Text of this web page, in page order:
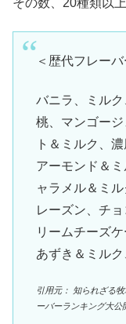
その数、20種類以上
＜歴代フレーバ
バニラ、ミル
桃、マンゴー
ト＆ミルク、
アーモンド＆
ャラメル＆ミ
レーズン、チ
リームチーズ
あずき＆ミル
引用元： 知られざる
ーバーランキング大公